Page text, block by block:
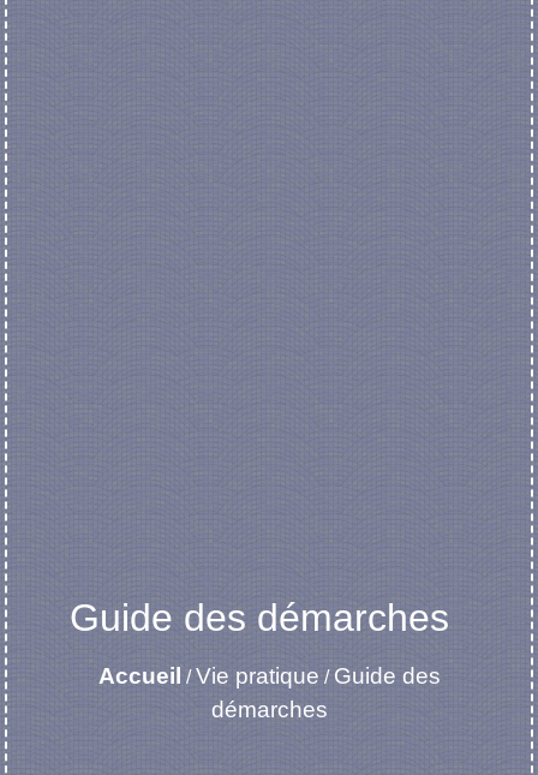
Guide des démarches
Accueil / Vie pratique / Guide des
démarches